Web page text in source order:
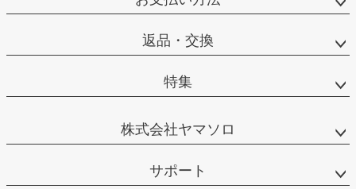
返品・交換
特集
株式会社ヤマソロ
サポート